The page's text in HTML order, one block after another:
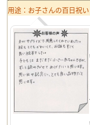
用途：お子さんの百日祝い